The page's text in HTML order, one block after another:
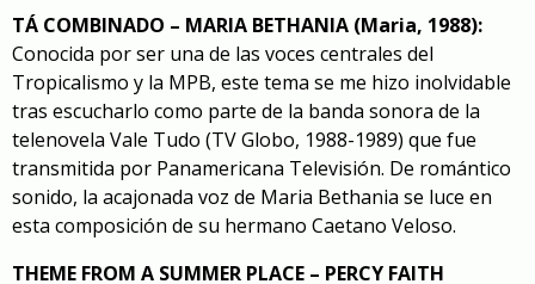
TÁ COMBINADO – MARIA BETHANIA (Maria, 1988):
Conocida por ser una de las voces centrales del
Tropicalismo y la MPB, este tema se me hizo inolvidable
tras escucharlo como parte de la banda sonora de la
telenovela Vale Tudo (TV Globo, 1988-1989) que fue
transmitida por Panamericana Televisión. De romántico
sonido, la acajonada voz de Maria Bethania se luce en
esta composición de su hermano Caetano Veloso.
THEME FROM A SUMMER PLACE – PERCY FAITH